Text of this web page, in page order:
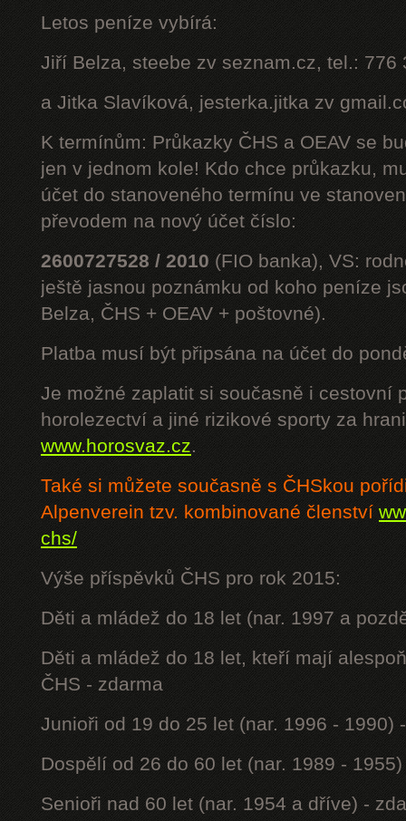
Letos peníze vybírá:
Jiří Belza, steebe zv seznam.cz, tel.: 776
a Jitka Slavíková, jesterka.jitka zv
K termínům: Průkazky ČHS a OEAV se
jen v jednom kole! Kdo chce průkazku,
účet do stanoveného termínu ve
převodem na nový účet číslo:
2600727528 / 2010 (FIO banka), VS:
ještě jasnou poznámku od koho peníze
Belza, ČHS + OEAV + poštovné).
Platba musí být připsána na účet do
Je možné zaplatit si současně i cestovní
horolezectví a jiné rizikové sporty za
www.horosvaz.cz.
Také si můžete současně s ČHSkou
Alpenverein tzv. kombinované členství
chs/
Výše příspěvků ČHS pro rok 2015:
Děti a mládež do 18 let (nar. 1997 a
Děti a mládež do 18 let, kteří mají
ČHS - zdarma
Junioři od 19 do 25 let (nar. 1996 - 1990)
Dospělí od 26 do 60 let (nar. 1989 -
Senioři nad 60 let (nar. 1954 a dříve) -